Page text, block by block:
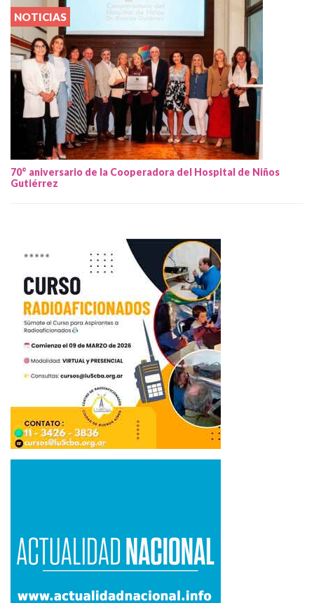
NOTICIAS
70° aniversario de la Cooperadora del Hospital de Niños
Gutiérrez